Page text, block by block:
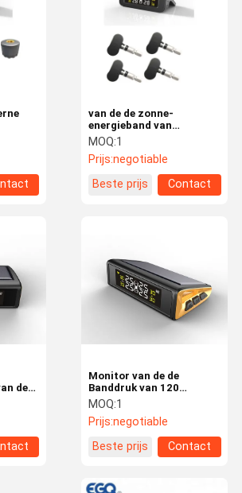
Contacteer
Verzoek Om
van de banddruk
van de vrachtwagenband
van de de zonne-
energieband van
433.92mhz TPMS de Druk
Controlesysteem
MOQ:1
Prijs:negotiable
Beste prijs
Contact
de
Monitor van de de
Banddruk van 120
Personenauto'stpms van
Psi De Zonne
MOQ:1
Prijs:negotiable
Beste prijs
Contact
de